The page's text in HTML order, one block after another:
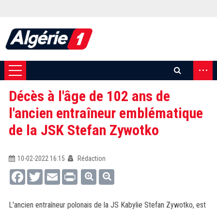
...
Décès à l'âge de 102 ans de
l'ancien entraîneur emblématique
de la JSK Stefan Zywotko
10-02-2022 16:15
Rédaction
FacebookTwitterEmail Print
L'ancien entraîneur polonais de la JS Kabylie Stefan Zywotko, est